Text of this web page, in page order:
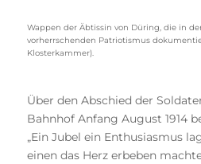
Wappen der Äbtissin von Düring, die in
vorherrschenden Patriotismus
Klosterkammer).
Über den Abschied der
Bahnhof Anfang August 1914
„Ein Jubel ein Enthusiasmus
einen das Herz erbeben